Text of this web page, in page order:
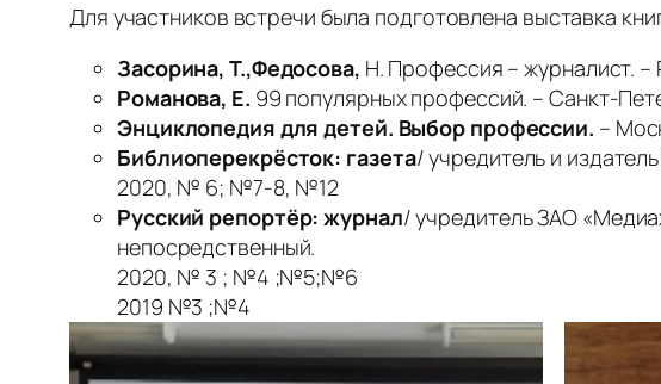
Для участников встречи была подготовлена выставка
Засорина, Т.,Федосова, Н. Профессия – журналист. –
Романова, Е. 99 популярных профессий. – Санкт-
Энциклопедия для детей. Выбор профессии. –
Библиоперекрёсток: газета/ учредитель и
2020, № 6; №7-8, №12
Русский репортёр: журнал/ учредитель ЗАО
непосредственный.
2020, № 3 ; №4 ;№5;№6
2019 №3 ;№4